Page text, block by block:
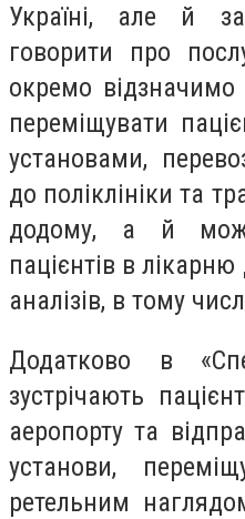
Україні, але й
говорити про
окремо
переміщувати
установами,
до поліклініки та
додому, а й
пацієнтів в
аналізів, в тому
Додатково в
зустрічають
аеропорту та
установи,
ретельним